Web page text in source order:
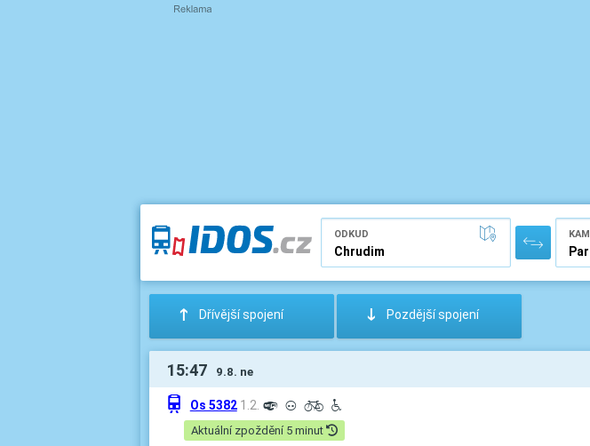
ODKUD KAM
: Dřívější spojení ; Pozdější spojení
15:47 9.8. ne
û Os 5382 1.2. º ³ L H
Aktuální zpoždění 5 minut